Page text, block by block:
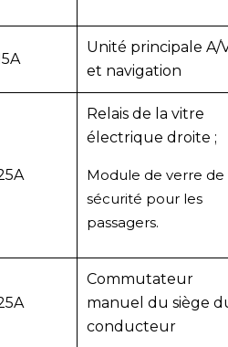
Unité principale A/
et navigation
Relais de la vitre
électrique droite ;
Module de verre de
sécurité pour les
passagers.
Commutateur
manuel du siège
conducteur